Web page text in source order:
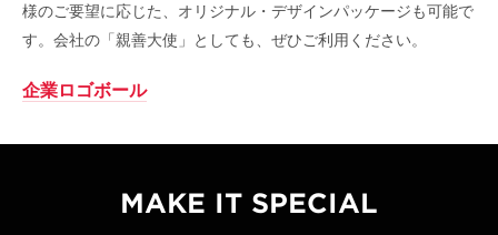
様のご要望に応じた、オリジナル・デザインパッケージも可能で
す。会社の「親善大使」としても、ぜひご利用ください。
企業ロゴボール
MAKE IT SPECIAL